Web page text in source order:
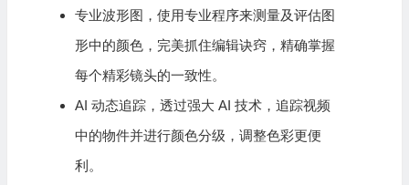
专业波形图，使用专业程序来测量及评估图
形中的颜色，完美抓住编辑诀窍，精确掌握
每个精彩镜头的一致性。
AI 动态追踪，透过强大 AI 技术，追踪视频
中的物件并进行颜色分级，调整色彩更便
利。